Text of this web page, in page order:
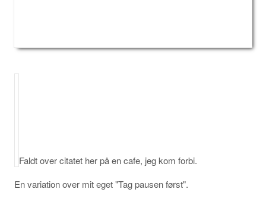
Faldt over citatet her på en cafe, jeg kom forbi.
En variation over mit eget "Tag pausen først".